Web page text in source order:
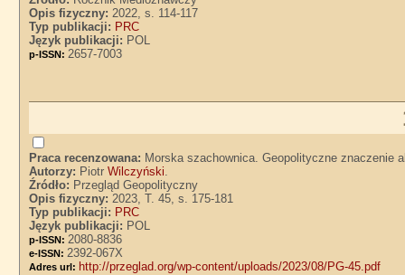
Opis fizyczny:2022, s. 114-117
Typ publikacji: PRC
Język publikacji: POL
p-ISSN: 2657-7003
Praca recenzowana: Morska szachownica. Geopolityczne znaczenie
Autorzy: PiotrWilczyński.
Źródło: Przegląd Geopolityczny
Opis fizyczny:2023, T. 45, s. 175-181
Typ publikacji: PRC
Język publikacji: POL
p-ISSN: 2080-8836
e-ISSN: 2392-067X
Adres url: http://przeglad.org/wp-content/uploads/2023/08/PG-45.pdf